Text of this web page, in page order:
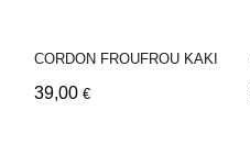
CORDON FROUFROU KAKI
39,00 €